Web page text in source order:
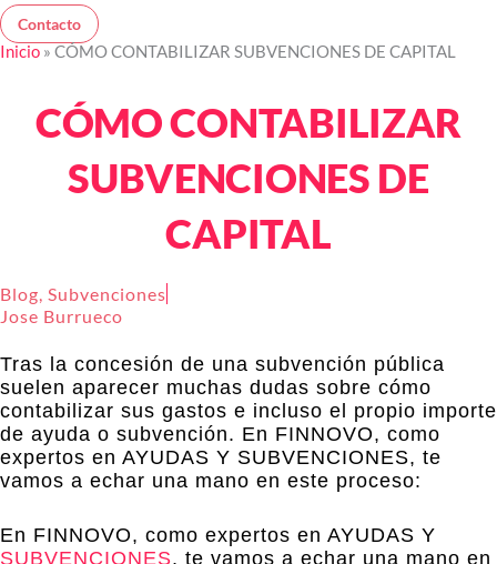
Contacto
Inicio » CÓMO CONTABILIZAR SUBVENCIONES DE CAPITAL
CÓMO CONTABILIZAR
SUBVENCIONES DE
CAPITAL
Blog, Subvenciones
Jose Burrueco
Tras la concesión de una subvención pública
suelen aparecer muchas dudas sobre cómo
contabilizar sus gastos e incluso el propio importe
de ayuda o subvención. En FINNOVO, como
expertos en AYUDAS Y SUBVENCIONES, te
vamos a echar una mano en este proceso:
En FINNOVO, como expertos en AYUDAS Y
SUBVENCIONES, te vamos a echar una mano en